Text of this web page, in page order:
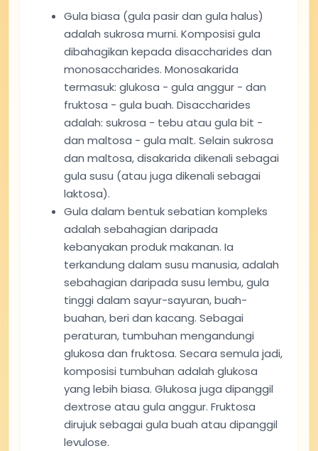
Gula biasa (gula pasir dan gula halus)
adalah sukrosa murni. Komposisi gula
dibahagikan kepada disaccharides dan
monosaccharides. Monosakarida
termasuk: glukosa - gula anggur - dan
fruktosa - gula buah. Disaccharides
adalah: sukrosa - tebu atau gula bit -
dan maltosa - gula malt. Selain sukrosa
dan maltosa, disakarida dikenali sebagai
gula susu (atau juga dikenali sebagai
laktosa).
Gula dalam bentuk sebatian kompleks
adalah sebahagian daripada
kebanyakan produk makanan. Ia
terkandung dalam susu manusia, adalah
sebahagian daripada susu lembu, gula
tinggi dalam sayur-sayuran, buah-
buahan, beri dan kacang. Sebagai
peraturan, tumbuhan mengandungi
glukosa dan fruktosa. Secara semula jadi,
komposisi tumbuhan adalah glukosa
yang lebih biasa. Glukosa juga dipanggil
dextrose atau gula anggur. Fruktosa
dirujuk sebagai gula buah atau dipanggil
levulose.